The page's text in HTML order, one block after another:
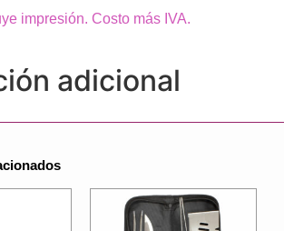
impresión. Costo más IVA.
adicional